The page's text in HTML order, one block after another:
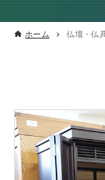
ホーム 仏壇・仏